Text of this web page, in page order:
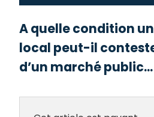
A quelle condition
local peut-il
d’un marché public...